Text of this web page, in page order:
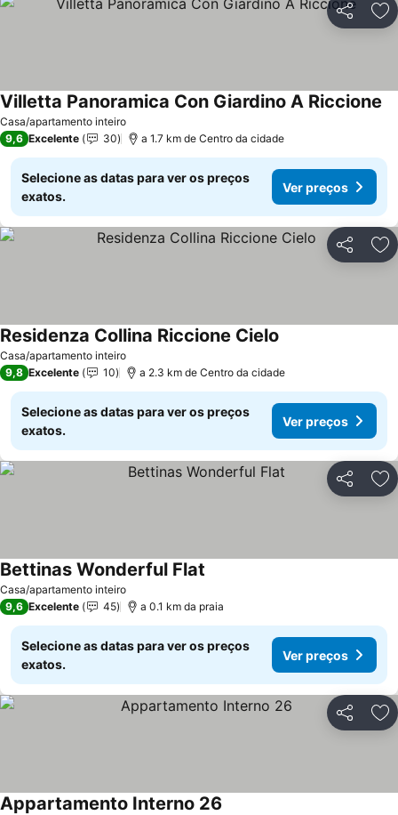
Partilhar
Casa/apartamento inteiro
Villetta Panoramica Con Giardino A Riccione
9,6 Excelente 30 a 1.7 km de Centro da cidade
Selecione as datas para ver os preços
exatos.
Ver preços
Partilhar
Casa/apartamento inteiro
Residenza Collina Riccione Cielo
9,8 Excelente 10 a 2.3 km de Centro da cidade
Selecione as datas para ver os preços
exatos.
Ver preços
Partilhar
Casa/apartamento inteiro
Bettinas Wonderful Flat
9,6 Excelente 45 a 0.1 km da praia
Selecione as datas para ver os preços
exatos.
Ver preços
Partilhar
Appartamento Interno 26